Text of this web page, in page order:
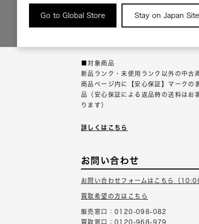
Go to Global Store Stay on Japan Site
返品について
■対象商品
新品ランク・未使用ランク以外の中古
商品ページ内に【安心保証】マークの
品（安心保証による返品時の送料はお
ります）
詳しくはこちら
お問い合わせ
お問い合わせフォームはこちら（
買取希望の方はこちら
販売窓口：0120-098-082
買取窓口：0120-968-979